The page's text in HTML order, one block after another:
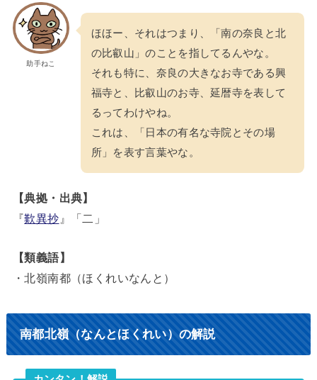
助手ねこ
ほほー、それはつまり、「南の奈良と北
の比叡山」のことを指してるんやな。
それも特に、奈良の大きなお寺である興
福寺と、比叡山のお寺、延暦寺を表して
るってわけやね。
これは、「日本の有名な寺院とその場
所」を表す言葉やな。
【典拠・出典】
『歎異抄 』「二」
【類義語】
・北嶺南都（ほくれいなんと）
南都北嶺（なんとほくれい）の解説